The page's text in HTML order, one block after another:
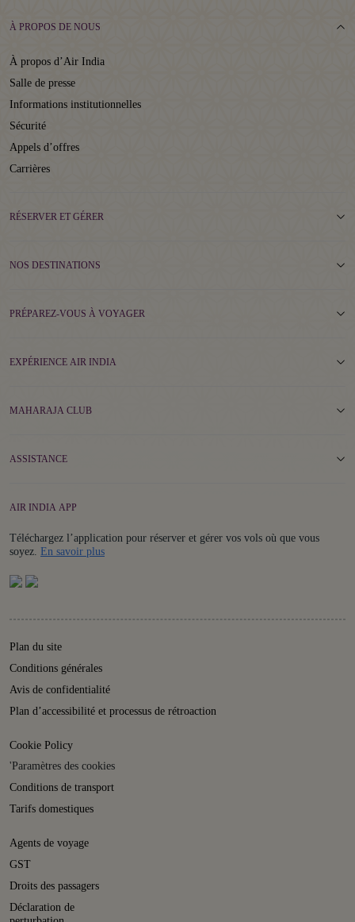
À PROPOS DE NOUS
À propos d’Air India
Salle de presse
Informations institutionnelles
Sécurité
Appels d’offres
Carrières
RÉSERVER ET GÉRER
NOS DESTINATIONS
PRÉPAREZ-VOUS À VOYAGER
EXPÉRIENCE AIR INDIA
MAHARAJA CLUB
ASSISTANCE
AIR INDIA APP
Téléchargez l’application pour réserver et gérer vos vols où que vous
soyez. En savoir plusDetails
Plan du site
Conditions générales
Avis de confidentialité
Plan d’accessibilité et processus de rétroaction
Cookie Policy
'Paramètres des cookies
Conditions de transport
Tarifs domestiques
Agents de voyage
GST
Droits des passagers
Déclaration de